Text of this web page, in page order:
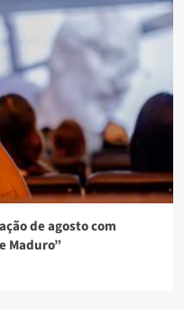
de agosto com
Maduro”